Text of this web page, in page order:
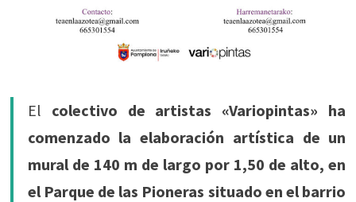
El colectivo de artistas «Variopintas» ha
comenzado la elaboración artística de un
mural de 140 m de largo por 1,50 de alto, en
el Parque de las Pioneras situado en el barrio